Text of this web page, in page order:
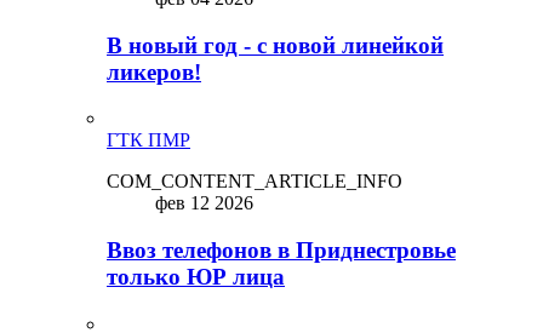
В новый год - с новой линейкой
ликepoв!
ГТК ПМР
COM_CONTENT_ARTICLE_INFO
фев 12 2026
Ввоз телефонов в Приднестровье
только ЮР лица